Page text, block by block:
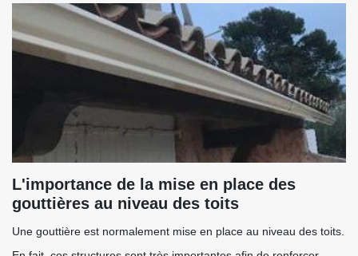
L'importance de la mise en place des
gouttières au niveau des toits
Une gouttière est normalement mise en place au niveau des toits.